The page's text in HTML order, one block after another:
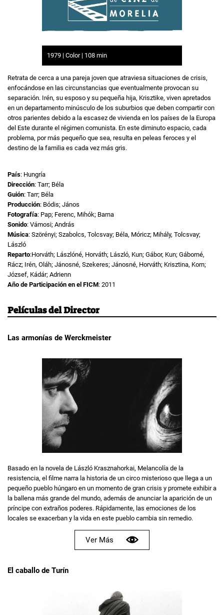
1979 | Color | 108 min
Retrata de cerca a una pareja joven que atraviesa situaciones de crisis,
enfocándose en las circunstancias que eventualmente provocan su
separación. Irén, su esposo y su pequeña hija, Krisztike, viven apretados
en un departamento minúsculo de los suburbios que deben compartir con
otros parientes debido a la escasez de vivienda en los países de la Europa
del Este durante el régimen comunista. En este diminuto espacio, cada
problema, por más pequeño que sea, resulta en peleas feroces y el
destino de la familia es cada vez más gris.
País: Hungría
Dirección: Tarr; Béla
Guión: Tarr; Béla
Producción: Bódis; János
Fotografía: Pap; Ferenc, Mihók; Barna
Sonido: Vámosi; András
Música: Szörényi; Szabolcs, Tolcsvay; Béla, Móricz; Mihály, Tolcsvay;
László
Reparto:Horváth; Lászlóné, Horváth; László, Kun; Gábor, Kun; Gáborné,
Rácz; Irén, Oláh; Jánosné, Szekeres; Jánosné, Horváth; Krisztina, Korn;
József, Kádár; Adrienn
Año de Participación en el FICM: 2011
Películas del Director
Las armonías de Werckmeister
Basado en la novela de László Krasznahorkai, Melancolía de la
resistencia, el filme narra la historia de un circo misterioso que llega a un
pequeño pueblo húngaro en un momento de gran crisis y promete exhibir a
la ballena más grande del mundo, además de anunciar la aparición de un
príncipe con extraños poderes. Rápidamente, las emociones de los
locales se exacerban y la vida en este pueblo cambia sin remedio.
Ver Más
El caballo de Turín